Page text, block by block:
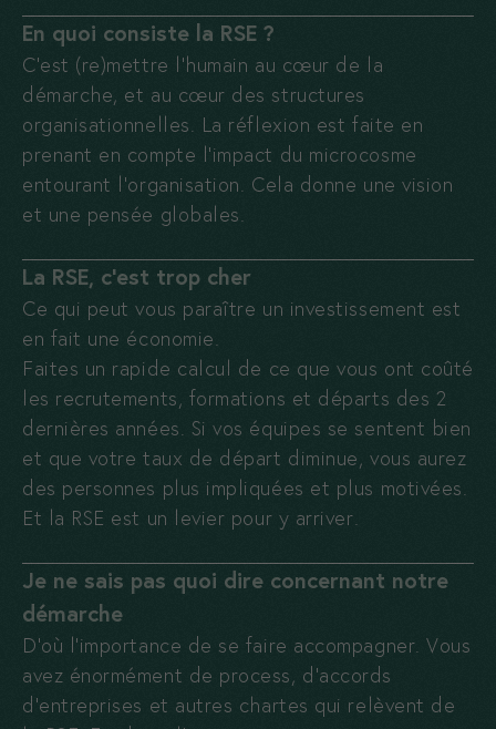
En quoi consiste la RSE ?
C’est (re)mettre l’humain au cœur de la
démarche, et au cœur des structures
organisationnelles. La réflexion est faite en
prenant en compte l’impact du microcosme
entourant l’organisation. Cela donne une vision
et une pensée globales.
La RSE, c’est trop cher
Ce qui peut vous paraître un investissement est
en fait une économie.
Faites un rapide calcul de ce que vous ont coûté
les recrutements, formations et départs des 2
dernières années. Si vos équipes se sentent bien
et que votre taux de départ diminue, vous aurez
des personnes plus impliquées et plus motivées.
Et la RSE est un levier pour y arriver.
Je ne sais pas quoi dire concernant notre
démarche
D’où l’importance de se faire accompagner. Vous
avez énormément de process, d’accords
d’entreprises et autres chartes qui relèvent de